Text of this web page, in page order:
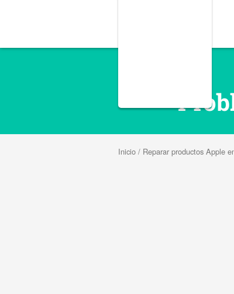
Inicio / Reparar productos Apple